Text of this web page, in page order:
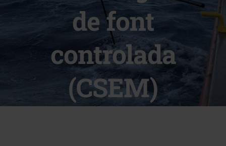
de font
controlada
(CSEM)